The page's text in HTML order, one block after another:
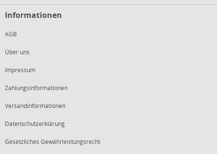
Informationen
AGB
Über uns
Impressum
Zahlungsinformationen
Versandinformationen
Datenschutzerklärung
Gesetzliches Gewährleistungsrecht